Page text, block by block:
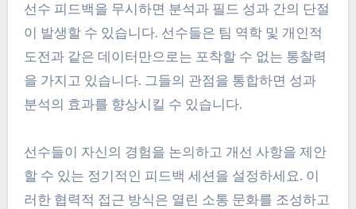
선수 피드백을 무시하면 분석과 필드 성과 간의 단절
이 발생할 수 있습니다. 선수들은 팀 역학 및 개인적
도전과 같은 데이터만으로는 포착할 수 없는 통찰력
을 가지고 있습니다. 그들의 관점을 통합하면 성과
분석의 효과를 향상시킬 수 있습니다.
선수들이 자신의 경험을 논의하고 개선 사항을 제안
할 수 있는 정기적인 피드백 세션을 설정하세요. 이
러한 협력적 접근 방식은 열린 소통 문화를 조성하고